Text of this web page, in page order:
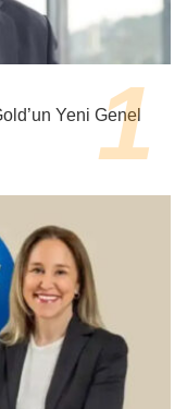
Yeni Genel